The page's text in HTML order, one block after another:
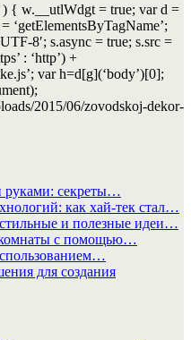
{ w.__utlWdgt = true; var d =
‘getElementsByTagName’;
8′; s.async = true; s.src =
: ‘http’) +
var h=d[g](‘body’)[0];
2015/06/zovodskoj-dekor-
руками: секреты…
как хай-тек стал…
и полезные идеи…
комнаты с помощью…
для создания